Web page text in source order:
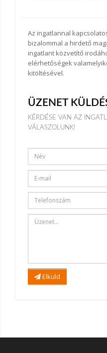
Az ingatlannal
bizalommal a hirdető
ingatlant közvetítő
elérhetőségek
kitöltésével.
ÜZENET
KÉRDÉSE VAN AZ
VÁLASZOLUNK!
Elküld